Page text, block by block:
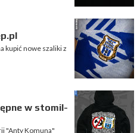
kupić nowe szaliki z
w stomil-
"Anty Komuna"